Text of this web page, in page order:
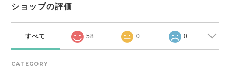
ショップの評価
すべて 58 0 0
CATEGORY